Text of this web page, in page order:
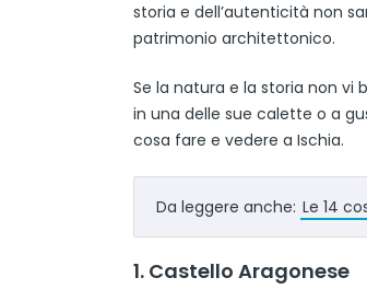
storia e dell’autenticità non
patrimonio architettonico.
Se la natura e la storia non vi
in una delle sue calette o a
cosa fare e vedere a Ischia.
Da leggere anche: Le 14
1. Castello Aragonese